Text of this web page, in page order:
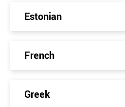
Estonian
French
Greek